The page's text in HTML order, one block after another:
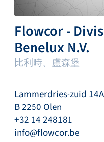
Flowcor -
Benelux N.V.
比利時、盧森堡
Lammerdries-zuid
B 2250 Olen
+32 14 248181
info@flowcor.be